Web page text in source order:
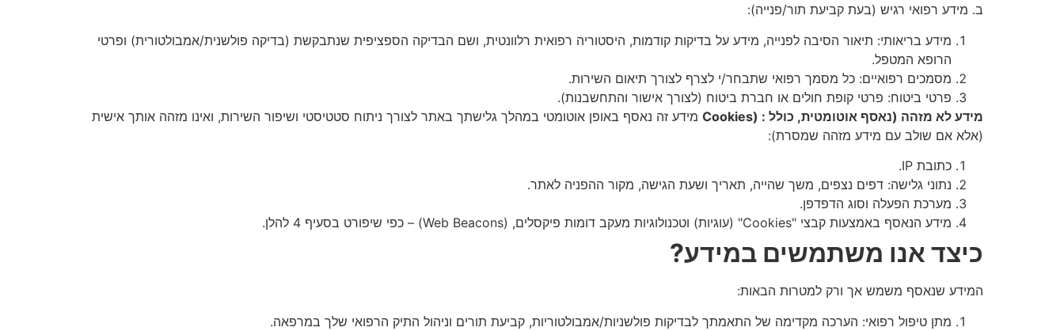
ב. מידע רפואי רגיש (בעת קביעת תור/פנייה):
מידע בריאותי: תיאור הסיבה לפנייה, מידע על בדיקות קודמות, היסטוריה רפואית רלוונטית, ושם הבדיקה הספציפית שנתבקשת (בדיקה פולשנית/אמבולטורית) ופרטי
הרופא המטפל.
מסמכים רפואיים: כל מסמך רפואי שתבחר/י לצרף לצורך תיאום השירות.
פרטי ביטוח: פרטי קופת חולים או חברת ביטוח (לצורך אישור והתחשבנות).
מידע לא מזהה (נאסף אוטומטית, כולל : (Cookies
מידע זה נאסף באופן אוטומטי במהלך גלישתך באתר לצורך ניתוח סטטיסטי ושיפור השירות, ואינו מזהה אותך אישית
(אלא אם שולב עם מידע מזהה שמסרת):
כתובת IP.
נתוני גלישה: דפים נצפים, משך שהייה, תאריך ושעת הגישה, מקור ההפניה לאתר.
מערכת הפעלה וסוג הדפדפן.
מידע הנאסף באמצעות קבצי "Cookies" (עוגיות) וטכנולוגיות מעקב דומות פיקסלים, (Web Beacons) – כפי שיפורט בסעיף 4 להלן.
כיצד אנו משתמשים במידע?
המידע שנאסף משמש אך ורק למטרות הבאות:
מתן טיפול רפואי: הערכה מקדימה של התאמתך לבדיקות פולשניות/אמבולטוריות, קביעת תורים וניהול התיק הרפואי שלך במרפאה.